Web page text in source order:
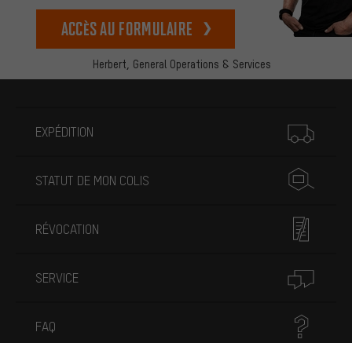
Herbert, General Operations & Services
Accès au formulaire
EXPÉDITION
STATUT DE MON COLIS
RÉVOCATION
SERVICE
FAQ